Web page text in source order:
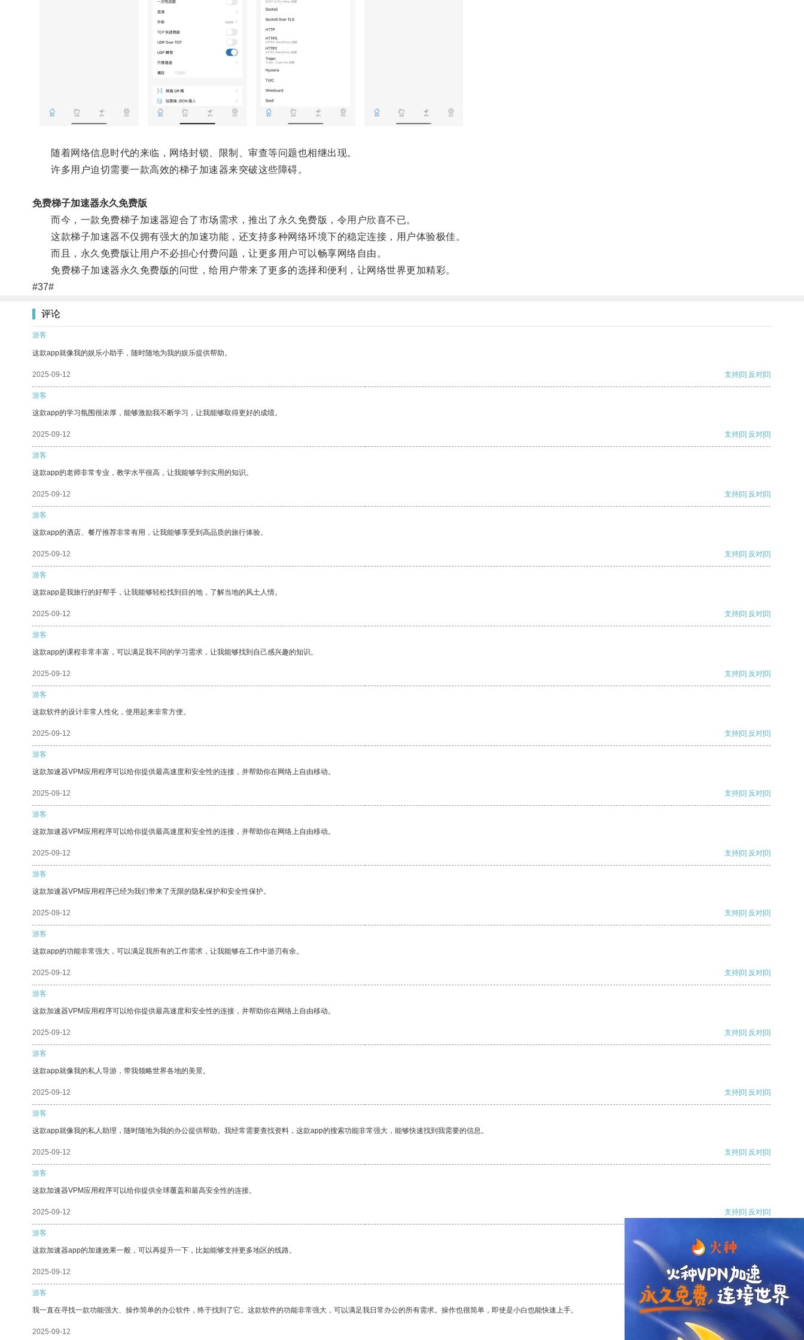
随着网络信息时代的来临，网络封锁、限制、审查等问题也相继出现。
许多用户迫切需要一款高效的梯子加速器来突破这些障碍。
免费梯子加速器永久免费版
而今，一款免费梯子加速器迎合了市场需求，推出了永久免费版，令用户欣喜不已。
这款梯子加速器不仅拥有强大的加速功能，还支持多种网络环境下的稳定连接，用户体验极佳。
而且，永久免费版让用户不必担心付费问题，让更多用户可以畅享网络自由。
免费梯子加速器永久免费版的问世，给用户带来了更多的选择和便利，让网络世界更加精彩。
#37#
评论
游客
这款app就像我的娱乐小助手，随时随地为我的娱乐提供帮助。
2025-09-12 支持[0] 反对[0]
游客
这款app的学习氛围很浓厚，能够激励我不断学习，让我能够取得更好的成绩。
2025-09-12 支持[0] 反对[0]
游客
这款app的老师非常专业，教学水平很高，让我能够学到实用的知识。
2025-09-12 支持[0] 反对[0]
游客
这款app的酒店、餐厅推荐非常有用，让我能够享受到高品质的旅行体验。
2025-09-12 支持[0] 反对[0]
游客
这款app是我旅行的好帮手，让我能够轻松找到目的地，了解当地的风土人情。
2025-09-12 支持[0] 反对[0]
游客
这款app的课程非常丰富，可以满足我不同的学习需求，让我能够找到自己感兴趣的知识。
2025-09-12 支持[0] 反对[0]
游客
这款软件的设计非常人性化，使用起来非常方便。
2025-09-12 支持[0] 反对[0]
游客
这款加速器VPM应用程序可以给你提供最高速度和安全性的连接，并帮助你在网络上自由移动。
2025-09-12 支持[0] 反对[0]
游客
这款加速器VPM应用程序可以给你提供最高速度和安全性的连接，并帮助你在网络上自由移动。
2025-09-12 支持[0] 反对[0]
游客
这款加速器VPM应用程序已经为我们带来了无限的隐私保护和安全性保护。
2025-09-12 支持[0] 反对[0]
游客
这款app的功能非常强大，可以满足我所有的工作需求，让我能够在工作中游刃有余。
2025-09-12 支持[0] 反对[0]
游客
这款加速器VPM应用程序可以给你提供最高速度和安全性的连接，并帮助你在网络上自由移动。
2025-09-12 支持[0] 反对[0]
游客
这款app就像我的私人导游，带我领略世界各地的美景。
2025-09-12 支持[0] 反对[0]
游客
这款app就像我的私人助理，随时随地为我的办公提供帮助。我经常需要查找资料，这款app的搜索功能非常强大，能够快速找到我需要的信息。
2025-09-12 支持[0] 反对[0]
游客
这款加速器VPM应用程序可以给你提供全球覆盖和最高安全性的连接。
2025-09-12 支持[0] 反对[0]
游客
这款加速器app的加速效果一般，可以再提升一下，比如能够支持更多地区的线路。
2025-09-12 支持[0] 反对
游客
我一直在寻找一款功能强大、操作简单的办公软件，终于找到了它。这款软件的功能非常强大，可以满足我日常办公的所有需求。操作也很简单，即使是小白也能快速上手。
2025-09-12 支持